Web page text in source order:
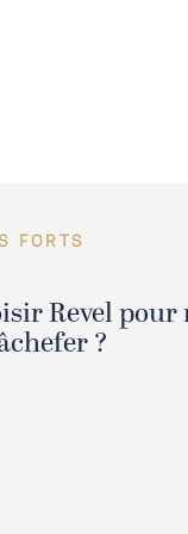
FORTS
Revel pour
?